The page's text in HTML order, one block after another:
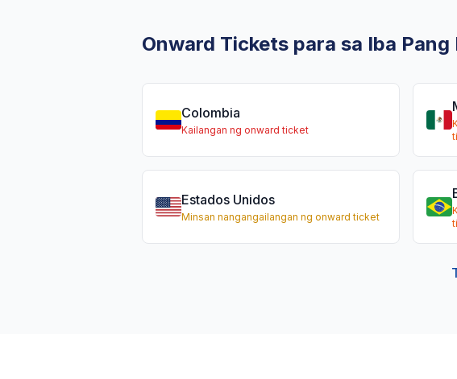
Onward Tickets para sa Iba Pang
Colombia
Kailangan ng onward ticket
Estados Unidos
Minsan nangangailangan ng onward ticket